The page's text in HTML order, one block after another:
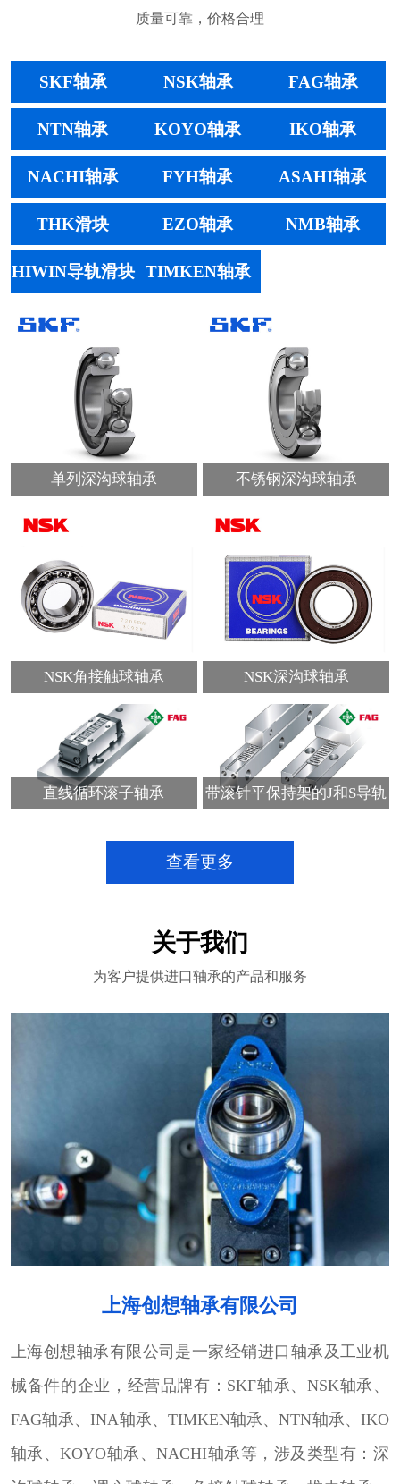
质量可靠，价格合理
SKF轴承 NSK轴承 FAG轴承
NTN轴承 KOYO轴承 IKO轴承
NACHI轴承 FYH轴承 ASAHI轴承
THK滑块 EZO轴承 NMB轴承
HIWIN导轨滑块 TIMKEN轴承
单列深沟球轴承 不锈钢深沟球轴承
NSK角接触球轴承 NSK深沟球轴承
直线循环滚子轴承 带滚针平保持架的J和S导轨
查看更多
关于我们
为客户提供进口轴承的产品和服务
上海创想轴承有限公司
上海创想轴承有限公司是一家经销进口轴承及工业机
械备件的企业，经营品牌有：SKF轴承、NSK轴承、
FAG轴承、INA轴承、TIMKEN轴承、NTN轴承、IKO
轴承、KOYO轴承、NACHI轴承等，涉及类型有：深